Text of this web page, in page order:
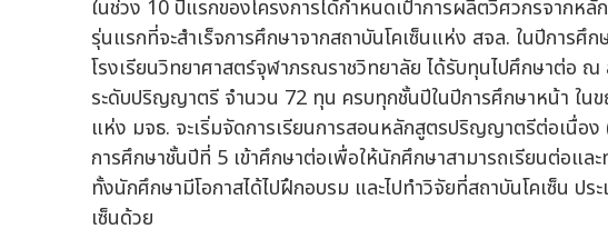
ในช่วง 10 ปีแรกของโครงการได้กำหนดเป้าการผลิตวิศวกรจากห
รุ่นแรกที่จะสำเร็จการศึกษาจากสถาบันโคเซ็นแห่ง สจล. ในปีการ
โรงเรียนวิทยาศาสตร์จุฬาภรณราชวิทยาลัย ได้รับทุนไปศึกษาต่อ
ระดับปริญญาตรี จำนวน 72 ทุน ครบทุกชั้นปีในปีการศึกษาหน้า ในข
แห่ง มจธ. จะเริ่มจัดการเรียนการสอนหลักสูตรปริญญาตรีต่อเนื่อ
การศึกษาชั้นปีที่ 5 เข้าศึกษาต่อเพื่อให้นักศึกษาสามารถเรียนต่อแล
ทั้งนักศึกษามีโอกาสได้ไปฝึกอบรม และไปทำวิจัยที่สถาบันโคเซ็น ป
เซ็นด้วย